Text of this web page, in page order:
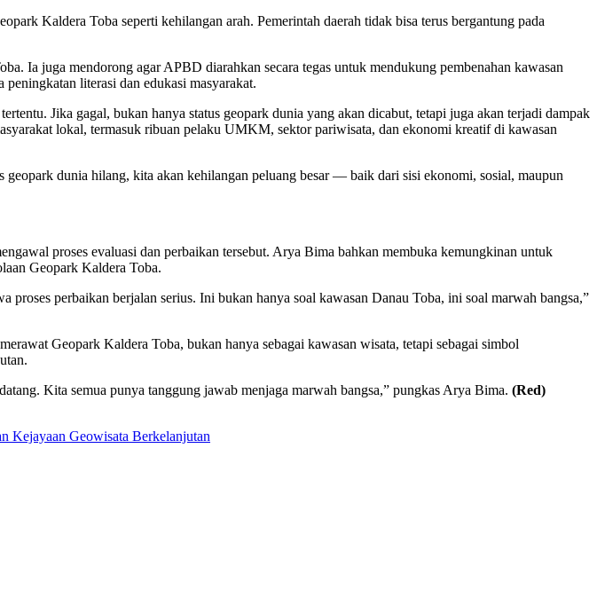
Kaldera Toba seperti kehilangan arah. Pemerintah daerah tidak bisa terus bergantung pada
Ia juga mendorong agar APBD diarahkan secara tegas untuk mendukung pembenahan kawasan
literasi dan edukasi masyarakat.
Jika gagal, bukan hanya status geopark dunia yang akan dicabut, tetapi juga akan terjadi dampak
lokal, termasuk ribuan pelaku UMKM, sektor pariwisata, dan ekonomi kreatif di kawasan
geopark dunia hilang, kita akan kehilangan peluang besar — baik dari sisi ekonomi, sosial, maupun
proses evaluasi dan perbaikan tersebut. Arya Bima bahkan membuka kemungkinan untuk
Geopark Kaldera Toba.
perbaikan berjalan serius. Ini bukan hanya soal kawasan Danau Toba, ini soal marwah bangsa,”
Geopark Kaldera Toba, bukan hanya sebagai kawasan wisata, tetapi sebagai simbol
Kita semua punya tanggung jawab menjaga marwah bangsa,” pungkas Arya Bima. (Red)
Kejayaan Geowisata Berkelanjutan